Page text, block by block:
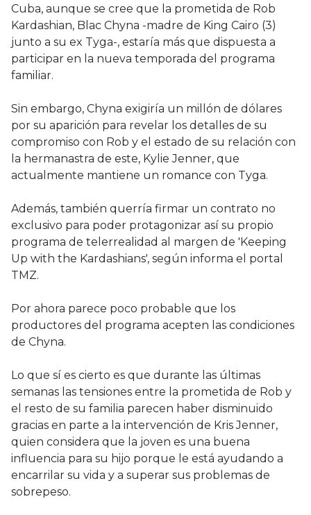
Cuba, aunque se cree que la prometida de Rob
Kardashian, Blac Chyna -madre de King Cairo (3)
junto a su ex Tyga-, estaría más que dispuesta a
participar en la nueva temporada del programa
familiar.
Sin embargo, Chyna exigiría un millón de dólares
por su aparición para revelar los detalles de su
compromiso con Rob y el estado de su relación con
la hermanastra de este, Kylie Jenner, que
actualmente mantiene un romance con Tyga.
Además, también querría firmar un contrato no
exclusivo para poder protagonizar así su propio
programa de telerrealidad al margen de 'Keeping
Up with the Kardashians', según informa el portal
TMZ.
Por ahora parece poco probable que los
productores del programa acepten las condiciones
de Chyna.
Lo que sí es cierto es que durante las últimas
semanas las tensiones entre la prometida de Rob y
el resto de su familia parecen haber disminuido
gracias en parte a la intervención de Kris Jenner,
quien considera que la joven es una buena
influencia para su hijo porque le está ayudando a
encarrilar su vida y a superar sus problemas de
sobrepeso.